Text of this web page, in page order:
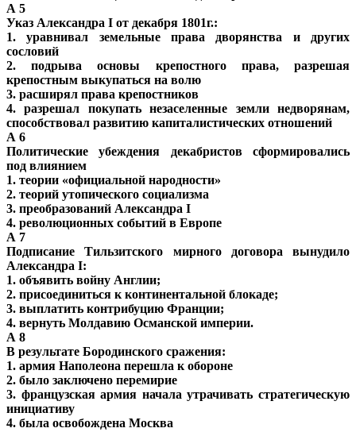
А 5
Указ Александра I от декабря 1801г.:
1. уравнивал земельные права дворянства и других
сословий
2. подрыва основы крепостного права, разрешая
крепостным выкупаться на волю
3. расширял права крепостников
4. разрешал покупать незаселенные земли недворянам,
способствовал развитию капиталистических отношений
А 6
Политические убеждения декабристов сформировались
под влиянием
1. теории «официальной народности»
2. теорий утопического социализма
3. преобразований Александра I
4. революционных событий в Европе
А 7
Подписание Тильзитского мирного договора вынудило
Александра I:
1. объявить войну Англии;
2. присоединиться к континентальной блокаде;
3. выплатить контрибуцию Франции;
4. вернуть Молдавию Османской империи.
А 8
В результате Бородинского сражения:
1. армия Наполеона перешла к обороне
2. было заключено перемирие
3. французская армия начала утрачивать стратегическую
инициативу
4. была освобождена Москва